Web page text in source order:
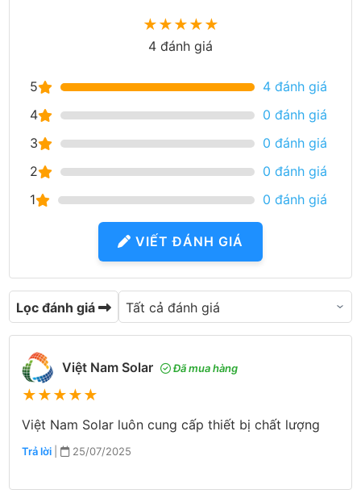
★★★★★
4 đánh giá
5
4 đánh giá
4
0 đánh giá
3
0 đánh giá
2
0 đánh giá
1
0 đánh giá
VIẾT ĐÁNH GIÁ
Lọc đánh giá
Việt Nam Solar Đã mua hàng
★★★★★
Việt Nam Solar luôn cung cấp thiết bị chất lượng
Trả lời | 25/07/2025